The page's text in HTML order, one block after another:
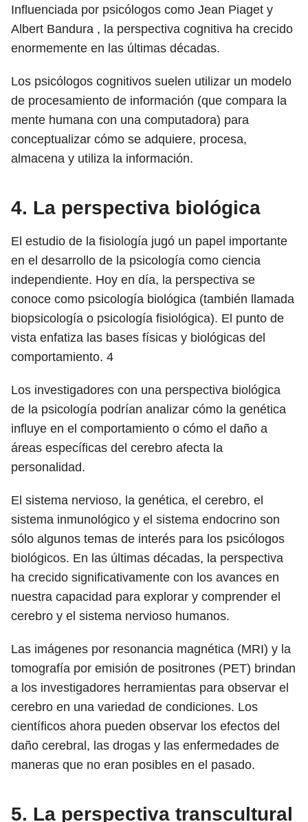
Influenciada por psicólogos como Jean Piaget y
Albert Bandura , la perspectiva cognitiva ha crecido
enormemente en las últimas décadas.
Los psicólogos cognitivos suelen utilizar un modelo
de procesamiento de información (que compara la
mente humana con una computadora) para
conceptualizar cómo se adquiere, procesa,
almacena y utiliza la información.
4. La perspectiva biológica
El estudio de la fisiología jugó un papel importante
en el desarrollo de la psicología como ciencia
independiente. Hoy en día, la perspectiva se
conoce como psicología biológica (también llamada
biopsicología o psicología fisiológica). El punto de
vista enfatiza las bases físicas y biológicas del
comportamiento. 4
Los investigadores con una perspectiva biológica
de la psicología podrían analizar cómo la genética
influye en el comportamiento o cómo el daño a
áreas específicas del cerebro afecta la
personalidad.
El sistema nervioso, la genética, el cerebro, el
sistema inmunológico y el sistema endocrino son
sólo algunos temas de interés para los psicólogos
biológicos. En las últimas décadas, la perspectiva
ha crecido significativamente con los avances en
nuestra capacidad para explorar y comprender el
cerebro y el sistema nervioso humanos.
Las imágenes por resonancia magnética (MRI) y la
tomografía por emisión de positrones (PET) brindan
a los investigadores herramientas para observar el
cerebro en una variedad de condiciones. Los
científicos ahora pueden observar los efectos del
daño cerebral, las drogas y las enfermedades de
maneras que no eran posibles en el pasado.
5. La perspectiva transcultural